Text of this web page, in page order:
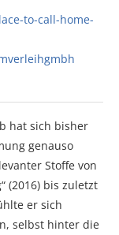
to-call-home-
hat sich bisher
genauso
Stoffe von
(2016) bis zuletzt
er sich
selbst hinter die